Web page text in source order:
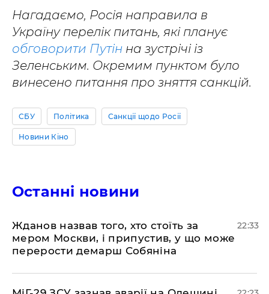
Нагадаємо, Росія направила в
Україну перелік питань, які планує
обговорити Путін на зустрічі із
Зеленським. Окремим пунктом було
винесено питання про зняття санкцій.
СБУ Політика Санкції щодо Росії
Новини Кіно
Останні новини
​Жданов назвав того, хто стоїть за
мером Москви, і припустив, у що може
перерости демарш Собяніна
22:33